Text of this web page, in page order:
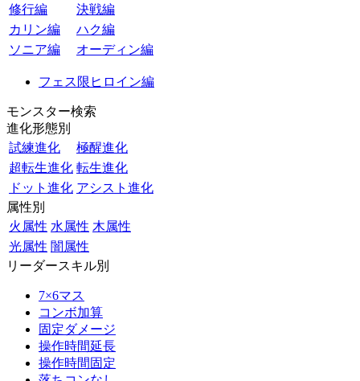
修行編
決戦編
カリン編
ハク編
ソニア編
オーディン編
フェス限ヒロイン編
モンスター検索
進化形態別
試練進化
極醒進化
超転生進化 転生進化
ドット進化 アシスト進化
属性別
火属性 水属性 木属性
光属性 闇属性
リーダースキル別
7×6マス
コンボ加算
固定ダメージ
操作時間延長
操作時間固定